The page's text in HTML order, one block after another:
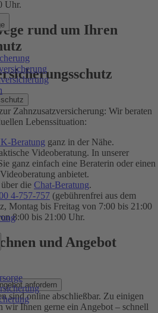
Uhr.
rund um Ihren
Zahnzusatzversicherung: Wir beraten
Lebenssituation:
Beratung ganz in der Nähe.
Videoberatung. In unserer
ganz einfach eine Beraterin oder einen
anbietet.
die Chat-Beratung.
4-757-757 (gebührenfrei aus dem
Montag bis Freitag von 7:00 bis 21:00
8:00 bis 21:00 Uhr.
und Angebot
anfordern
sind online abschließbar. Zu einigen
wir Ihnen gerne ein Angebot – schnell